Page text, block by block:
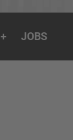
+ JOBS